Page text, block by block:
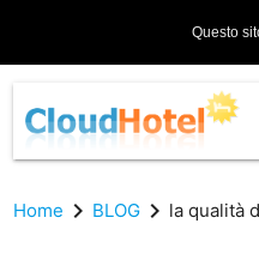
Questo
Home chevron_right BLOG chevron_right la qualità